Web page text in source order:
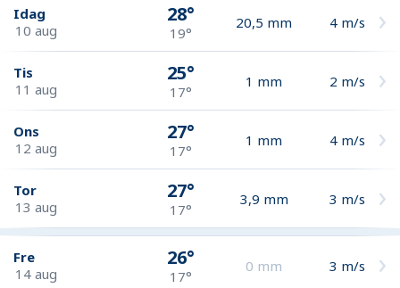
Idag
10 aug
28°
19°
20,5 mm 4 m/s
Tis
11 aug
25°
17°
1 mm 2 m/s
Ons
12 aug
27°
17°
1 mm 4 m/s
Tor
13 aug
27°
17°
3,9 mm 3 m/s
Fre
14 aug
26°
17°
0 mm 3 m/s